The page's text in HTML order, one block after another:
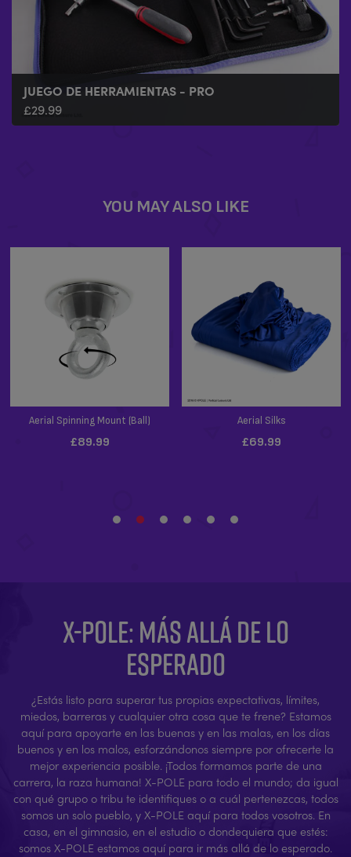
JUEGO DE HERRAMIENTAS - PRO
£29.99
X-POLE: MÁS ALLÁ DE LO
ESPERADO
¿Estás listo para superar tus propias expectativas, límites,
miedos, barreras y cualquier otra cosa que te frene? Estamos
aquí para apoyarte en las buenas y en las malas, en los días
buenos y en los malos, esforzándonos siempre por ofrecerte la
mejor experiencia posible. ¡Todos formamos parte de una
carrera, la raza humana! X-POLE para todo el mundo; da igual
con qué grupo o tribu te identifiques o a cuál pertenezcas, todos
somos un solo pueblo, y X-POLE aquí para todos vosotros. En
casa, en el gimnasio, en el estudio o dondequiera que estés:
somos X-POLE estamos aquí para ir más allá de lo esperado.